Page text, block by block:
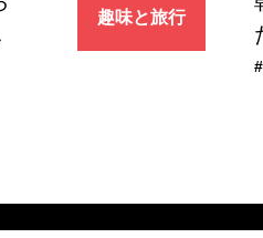
趣味と旅行